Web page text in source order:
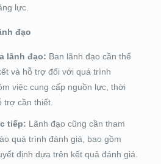
lực.
đạo
lãnh đạo: Ban lãnh đạo cần thể
và hỗ trợ đối với quá trình
việc cung cấp nguồn lực, thời
trợ cần thiết.
tiếp: Lãnh đạo cũng cần tham
quá trình đánh giá, bao gồm
định dựa trên kết quả đánh giá.